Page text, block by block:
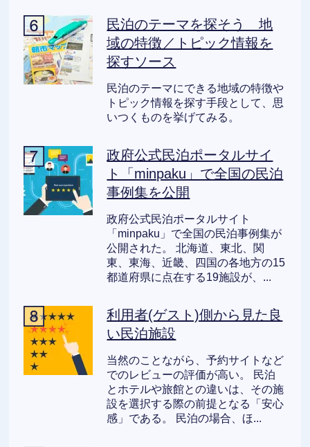
民泊のテーマを探そう 地
域の特徴／トピック情報を
探すソース
民泊のテーマにできる地域の特徴や
トピック情報を探す手段として、思
いつくものを挙げてみる。
政府公式民泊ポータルサイ
ト「minpaku」で全国の民泊
事例集を公開
政府公式民泊ポータルサイト
「minpaku」で全国の民泊事例集が
公開された。 北海道、東北、関
東、東海、近畿、四国の各地方の15
都道府県に点在する19施設が、...
利用者(ゲスト)側から見た良
い民泊施設
当然のことながら、予約サイトなど
でのレビューの評価が高い。 民泊
とホテルや旅館との違いは、その施
設を選択する際の前提となる「安心
感」である。 民泊の場合、ほ...